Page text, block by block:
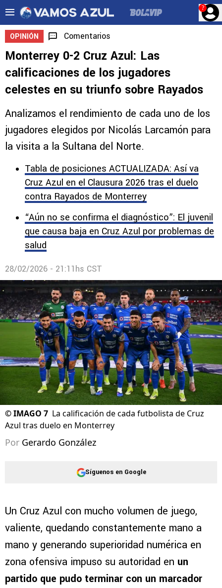
?
OPINIÓN Comentarios
Monterrey 0-2 Cruz Azul: Las
calificaciones de los jugadores
celestes en su triunfo sobre Rayados
Analizamos el rendimiento de cada uno de los
jugadores elegidos por Nicolás Larcamón para
la visita a la Sultana del Norte.
Tabla de posiciones ACTUALIZADA: Así va
Cruz Azul en el Clausura 2026 tras el duelo
contra Rayados de Monterrey
“Aún no se confirma el diagnóstico”: El juvenil
que causa baja en Cruz Azul por problemas de
salud
28/02/2026 - 21:11hs CST
©IMAGO 7 La calificación de cada futbolista de Cruz
Azul tras duelo en Monterrey
Por Gerardo González
Síguenos en Google
Un Cruz Azul con mucho volumen de juego,
valiente, quedando constantemente mano a
mano y generando superioridad numérica en
zona ofensiva impuso su autoridad en un
partido que pudo terminar con un marcador